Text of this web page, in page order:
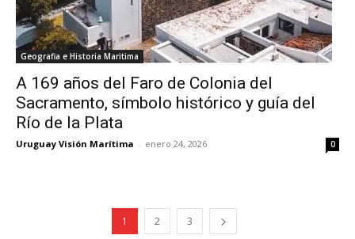
Geografia e Historia Maritima
A 169 años del Faro de Colonia del
Sacramento, símbolo histórico y guía del
Río de la Plata
Uruguay Visión Marítima - enero 24, 2026 0
1 2 3